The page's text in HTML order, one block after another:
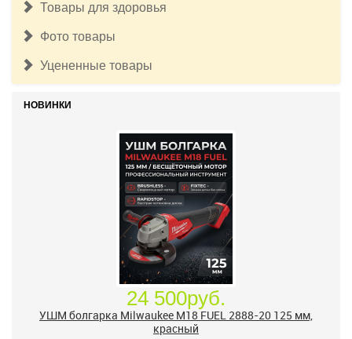
Товары для здоровья
Фото товары
Уцененные товары
НОВИНКИ
24 500руб.
УШМ болгарка Milwaukee M18 FUEL 2888-20 125 мм,
красный